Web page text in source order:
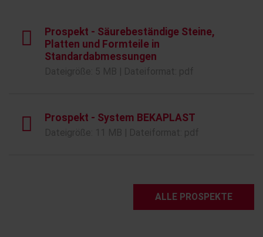
Prospekt - Säurebeständige Steine,
Platten und Formteile in
Standardabmessungen
Prospekt - System BEKAPLAST
ALLE PROSPEKTE